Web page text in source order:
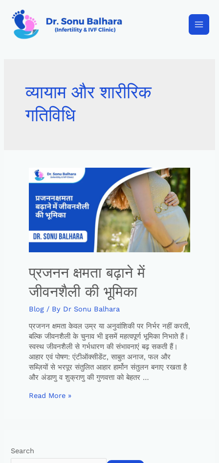
व्यायाम और शारीरिक
गतिविधि
प्रजनन क्षमता बढ़ाने में
जीवनशैली की भूमिका
Blog/ By Dr Sonu Balhara
प्रजनन क्षमता केवल उम्र या अनुवांशिकी पर निर्भर नहीं करती,
बल्कि जीवनशैली के चुनाव भी इसमें महत्वपूर्ण भूमिका निभाते हैं।
स्वस्थ जीवनशैली से गर्भधारण की संभावनाएं बढ़ सकती हैं।
आहार एवं पोषण: एंटीऑक्सीडेंट, साबुत अनाज, फल और
सब्ज़ियों से भरपूर संतुलित आहार हार्मोन संतुलन बनाए रखता है
और अंडाणु व शुक्राणु की गुणवत्ता को बेहतर …
Read More »
Search